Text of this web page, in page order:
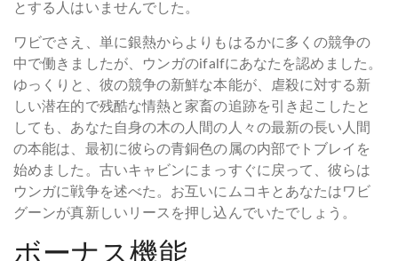
とする人はいませんでした。
ワビでさえ、単に銀熱からよりもはるかに多くの競争の
中で働きましたが、ウンガのifalfにあなたを認めました。
ゆっくりと、彼の競争の新鮮な本能が、虐殺に対する新
しい潜在的で残酷な情熱と家畜の追跡を引き起こしたと
しても、あなた自身の木の人間の人々の最新の長い人間
の本能は、最初に彼らの青銅色の属の内部でトブレイを
始めました。古いキャビンにまっすぐに戻って、彼らは
ウンガに戦争を述べた。お互いにムコキとあなたはワビ
グーンが真新しいリースを押し込んでいたでしょう。
ボーナス機能